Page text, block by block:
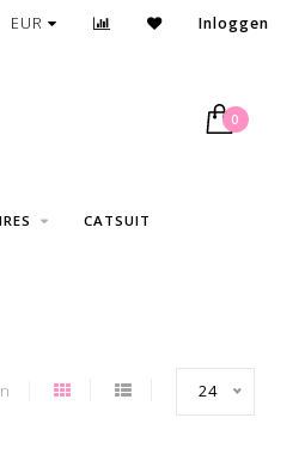
VANAF € 75
EUR Inloggen
0
CATSUIT
24